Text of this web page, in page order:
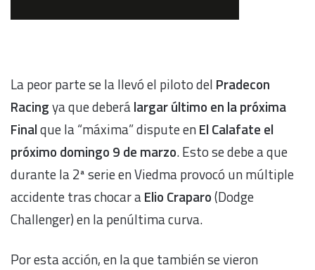
La peor parte se la llevó el piloto del Pradecon
Racingya que deberálargar último en la próxima
Finalque la “máxima” dispute enEl Calafate el
próximo domingo 9 de marzo. Esto se debe a que
durante la 2ª serie en Viedma provocó un múltiple
accidente tras chocar aElio Craparo(Dodge
Challenger) en la penúltima curva.
Por esta acción, en la que también se vieron